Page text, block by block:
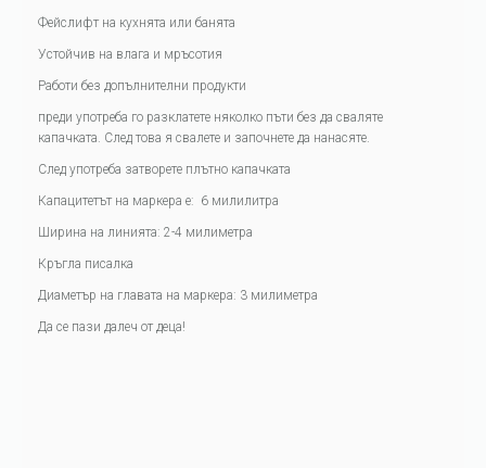
Фейслифт на кухнята или банята
Устойчив на влага и мръсотия
Работи без допълнителни продукти
преди употреба го разклатете няколко пъти без да сваляте
капачката. След това я свалете и започнете да нанасяте.
След употреба затворете плътно капачката
Капацитетът на маркера е: 6 милилитра
Ширина на линията: 2-4 милиметра
Кръгла писалка
Диаметър на главата на маркера: 3 милиметра
Да се пази далеч от деца!